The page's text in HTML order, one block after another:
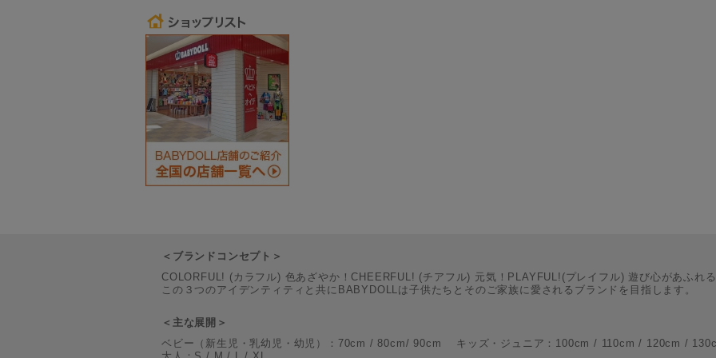
＜ブランドコンセプト＞
COLORFUL! (カラフル) 色あざやか！CHEERFUL! (チアフル) 元気！PLAYFUL!(プレイフル) 遊び心があふれる
この３つのアイデンティティと共にBABYDOLLは子供たちとそのご家族に愛されるブランドを目指します。
＜主な展開＞
ベビー（新生児・乳幼児・幼児）：70cm / 80cm/ 90cm キッズ・ジュニア：100cm / 110cm / 120cm /